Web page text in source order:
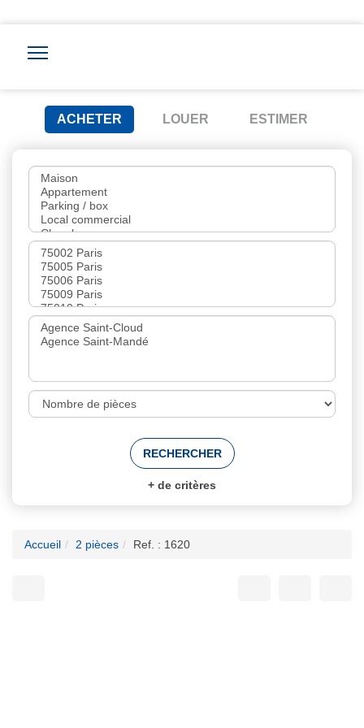
ACHETER LOUER ESTIMER
+ de critères
Accueil 2 pièces Ref. : 1620